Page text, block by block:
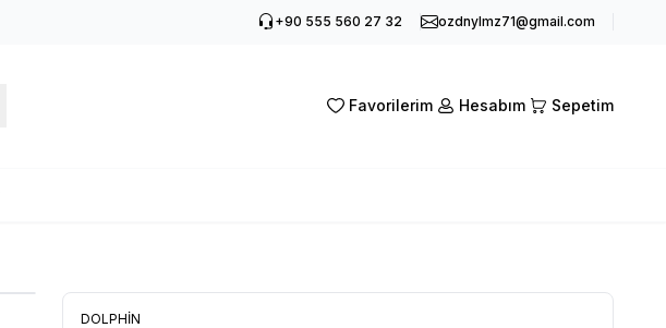
+90 555 560 27 32 ozdnylmz71@gmail.com
Favorilerim Hesabım Sepetim
DOLPHİN